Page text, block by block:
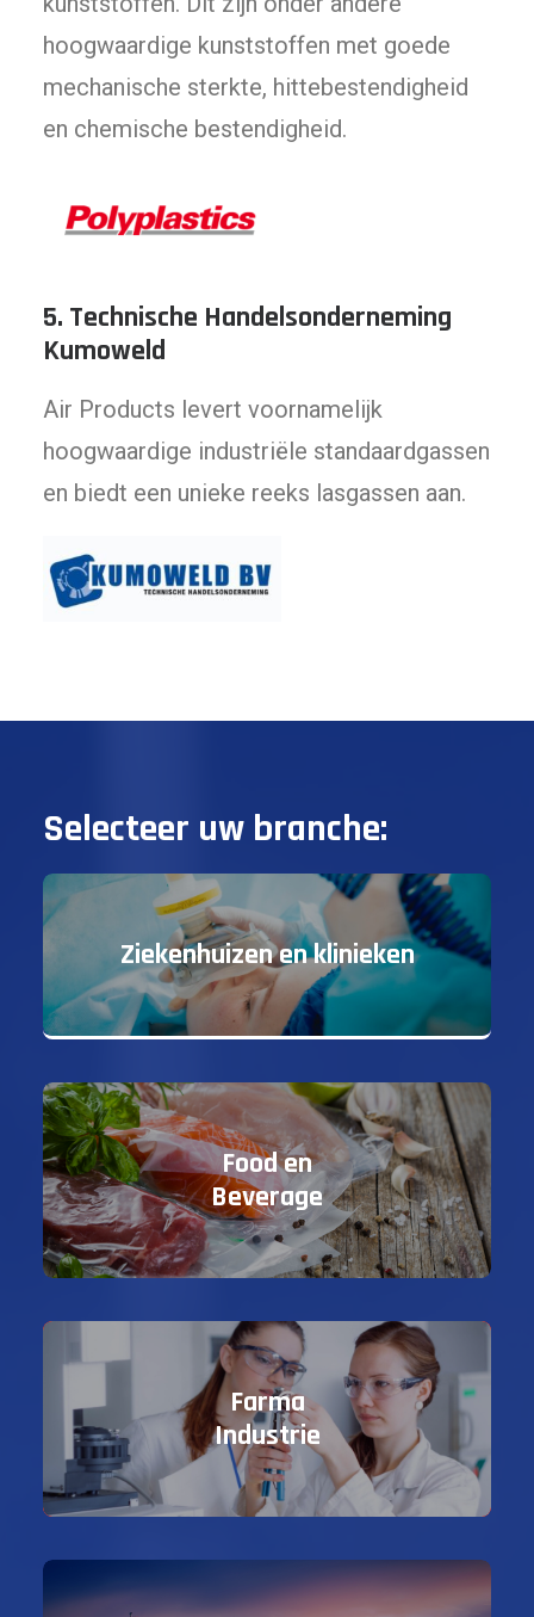
hoogwaardige kunststoffen met goede
mechanische sterkte, hittebestendigheid
en chemische bestendigheid.
5. Technische Handelsonderneming
Kumoweld
Air Products levert voornamelijk
hoogwaardige industriële standaardgassen
en biedt een unieke reeks lasgassen aan.
Selecteer uw branche:
Ziekenhuizen en klinieken
Food en
Beverage
Farma
Industrie